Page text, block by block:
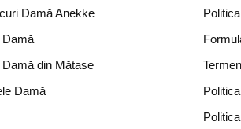
Damă Anekke
Damă
din Mătase
Damă